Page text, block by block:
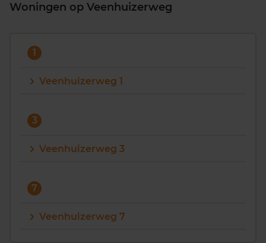
Zoek een woning
Maandag t/m vrijdag - 08:00 -18:00
Woningen op Veenhuizerweg
1
Veenhuizerweg 1
3
Veenhuizerweg 3
7
Veenhuizerweg 7